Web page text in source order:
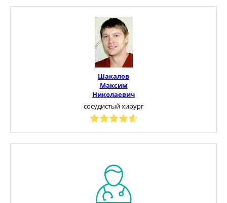
Шакалов
Максим
Николаевич
сосудистый хирург